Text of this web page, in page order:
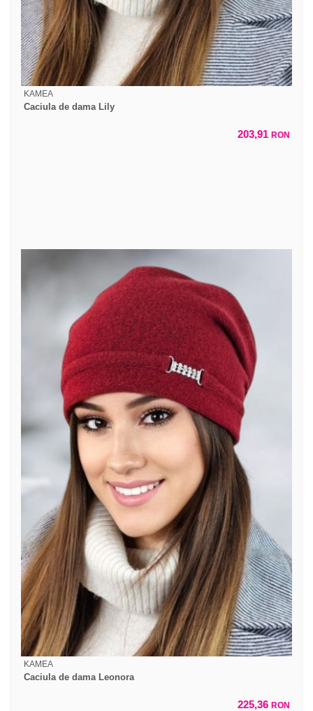
KAMEA
Caciula de dama Lily
203,91 RON
KAMEA
Caciula de dama Leonora
225,36 RON